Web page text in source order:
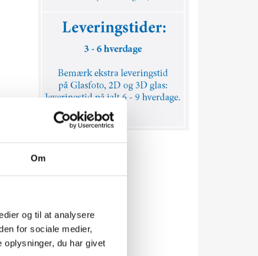
Om
og til at analysere
for sociale medier,
oplysninger, du har givet
i